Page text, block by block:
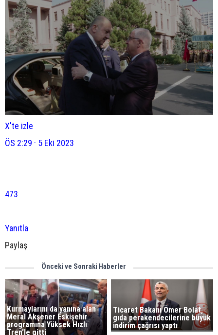
X'te izle
ÖS 2:29 · 5 Eki 2023
473
Yanıtla
Paylaş
Önceki ve Sonraki Haberler
Kurmaylarını da yanına alan
Meral Akşener Eskişehir
programına Yüksek Hızlı
Tren'le gitti
Ticaret Bakanı Ömer Bolat,
gıda perakendecilerine büyük
indirim çağrısı yaptı